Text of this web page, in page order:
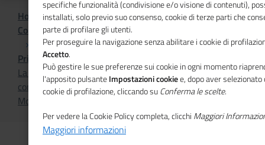
Home
Comunicazione istituzionale per il sistema camerale
Primo Piano
La piattaforma TED per l'accesso alle opportunità
commerciali dell'UE al centro del nuovo numero di
Mosaico Europa
specifiche funzionalità (condivisione e/o visione di contenuti),
installati, solo previo suo consenso, cookie di terze parti che
parte di profilare gli utenti.
Per proseguire la navigazione senza abilitare i cookie di
Accetto.
Può gestire le sue preferenze sui cookie in ogni momento
l'apposito pulsanteImpostazioni cookiee, dopo aver
cookie di profilazione, cliccando suConferma le scelte.
Per vedere la Cookie Policy completa, clicchi Maggiori
Maggiori informazioni